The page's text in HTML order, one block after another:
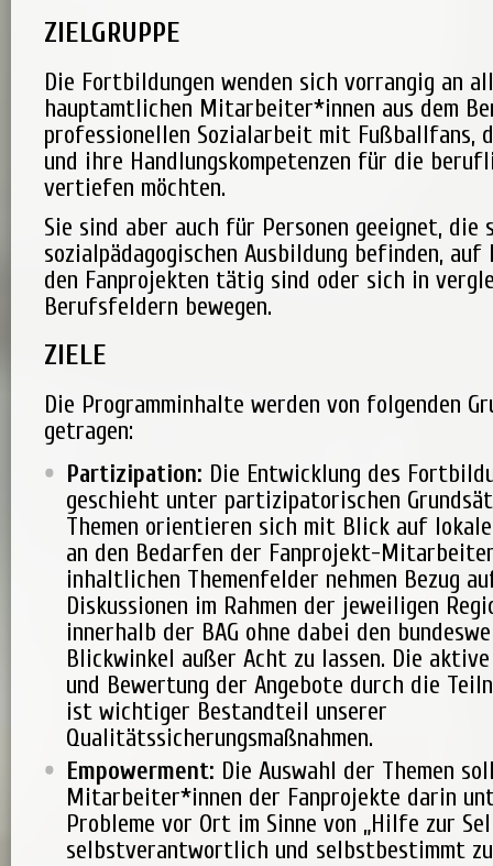
ZIELGRUPPE
Die Fortbildungen wenden sich vorrangig an
hauptamtlichen Mitarbeiter*innen aus dem
professionellen Sozialarbeit mit Fußballfans,
und ihre Handlungskompetenzen für die
vertiefen möchten.
Sie sind aber auch für Personen geeignet, die
sozialpädagogischen Ausbildung befinden, auf
den Fanprojekten tätig sind oder sich in
Berufsfeldern bewegen.
ZIELE
Die Programminhalte werden von folgenden
getragen:
Partizipation: Die Entwicklung des
geschieht unter partizipatorischen
Themen orientieren sich mit Blick auf
an den Bedarfen der Fanprojekt-
inhaltlichen Themenfelder nehmen Bezug
Diskussionen im Rahmen der jeweiligen
innerhalb der BAG ohne dabei den
Blickwinkel außer Acht zu lassen. Die aktive
und Bewertung der Angebote durch die
ist wichtiger Bestandteil unserer
Qualitätssicherungsmaßnahmen.
Empowerment: Die Auswahl der Themen
Mitarbeiter*innen der Fanprojekte darin
Probleme vor Ort im Sinne von „Hilfe zur
selbstverantwortlich und selbstbestimmt